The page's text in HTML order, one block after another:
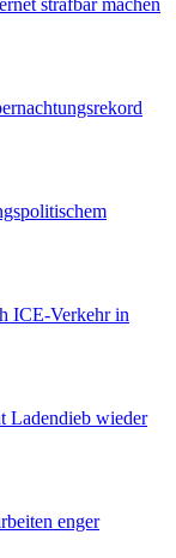
ICE-Verkehr in
Ladendieb wieder
enger